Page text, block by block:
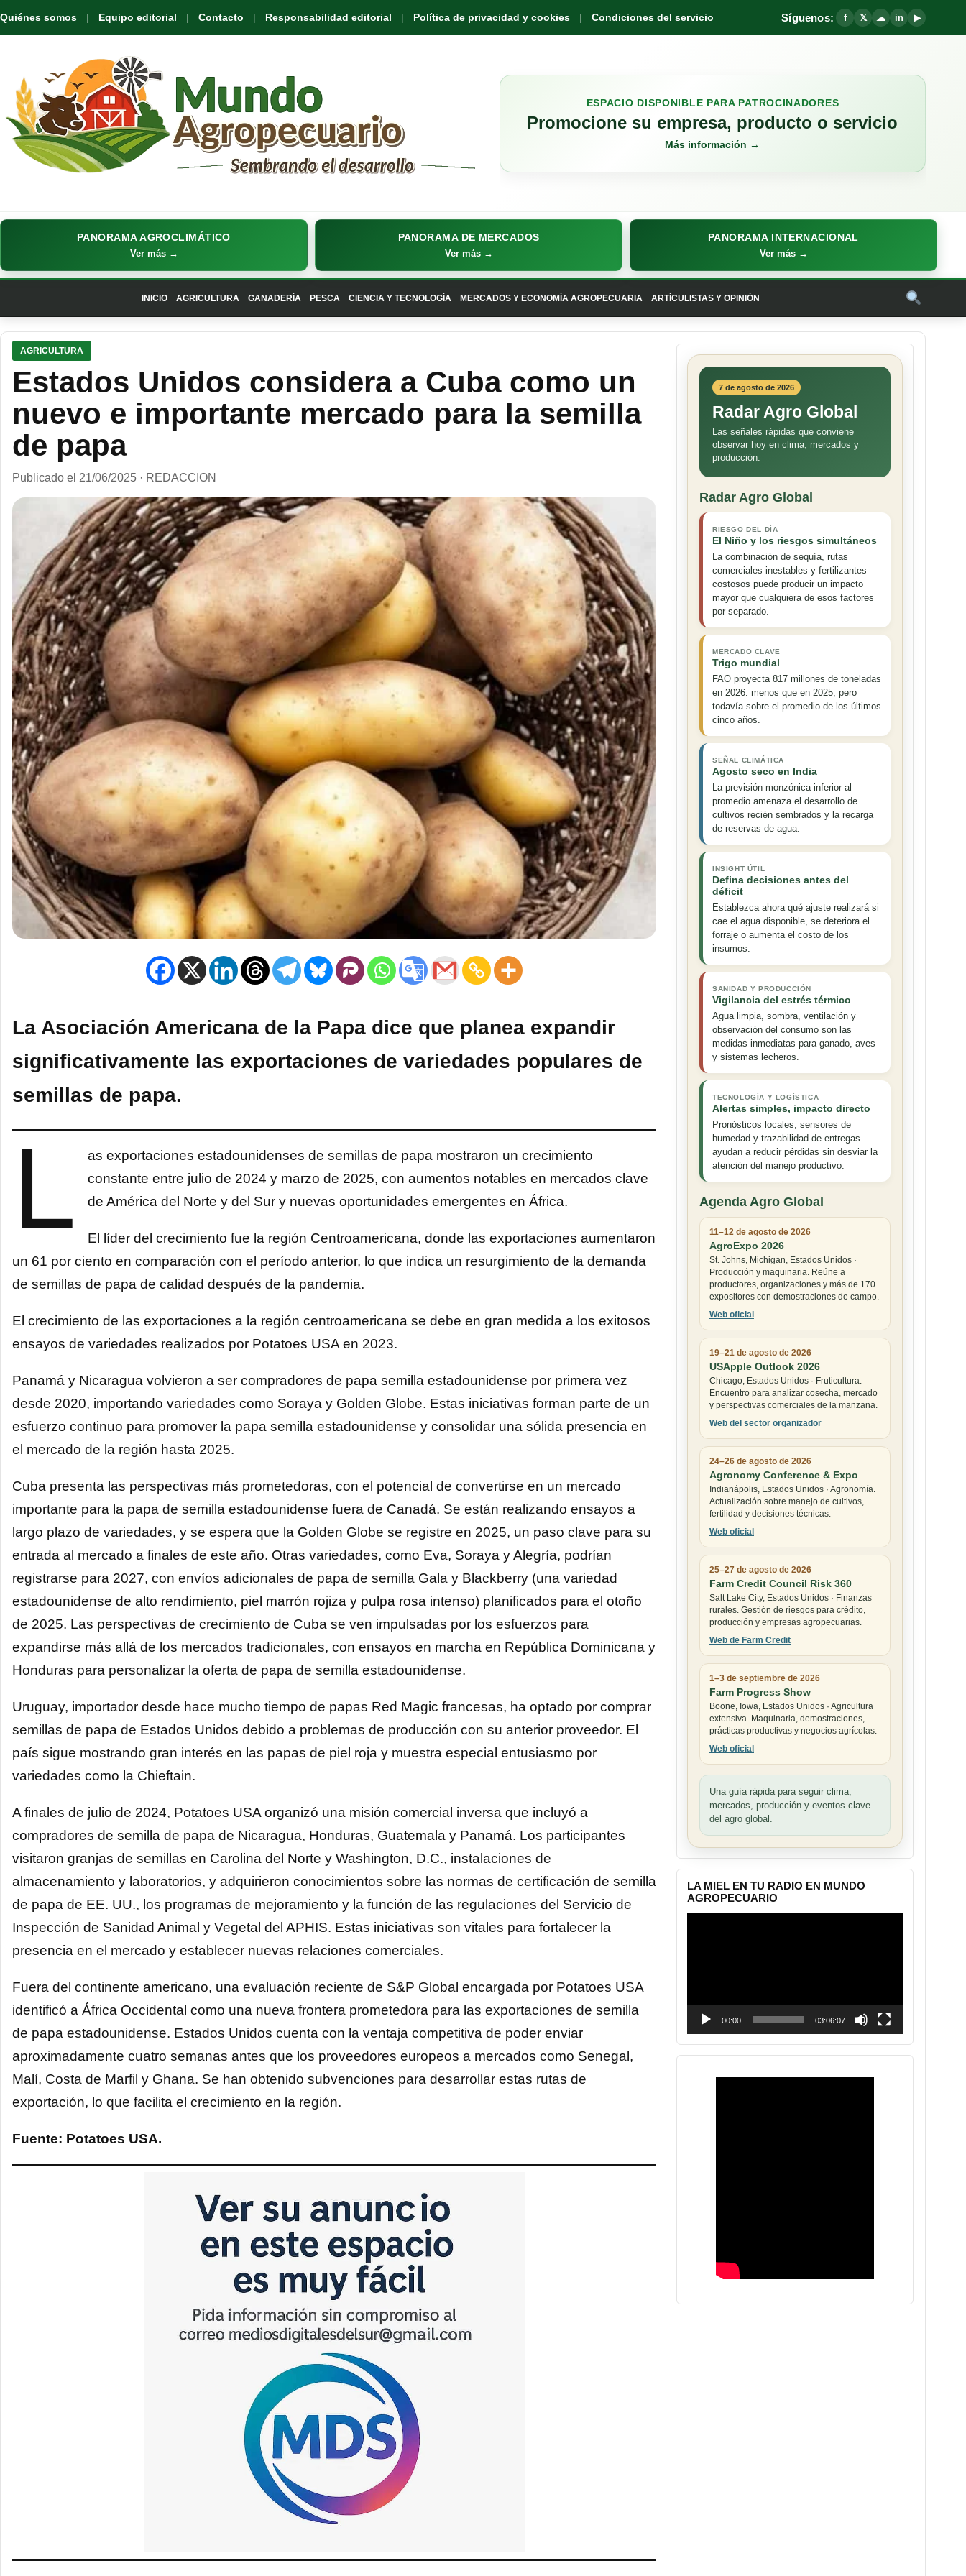
Quiénes somos Equipo editorial Contacto Responsabilidad editorial Política de privacidad y cookies Condiciones del servicio Síguenos: f 𝕏 ☁ in ▶
ESPACIO DISPONIBLE PARA PATROCINADORES
Promocione su empresa, producto o servicio
Más información →
PANORAMA AGROCLIMÁTICO
Ver más →
PANORAMA DE MERCADOS
Ver más →
PANORAMA INTERNACIONAL
Ver más →
INICIO AGRICULTURA GANADERÍA PESCA CIENCIA Y TECNOLOGÍA MERCADOS Y ECONOMÍA AGROPECUARIA ARTÍCULISTAS Y OPINIÓN
AGRICULTURA
Estados Unidos considera a Cuba como un
nuevo e importante mercado para la semilla
de papa
Publicado el 21/06/2025 · REDACCION
La Asociación Americana de la Papa dice que planea expandir
significativamente las exportaciones de variedades populares de
semillas de papa.
L
as exportaciones estadounidenses de semillas de papa mostraron un crecimiento
constante entre julio de 2024 y marzo de 2025, con aumentos notables en mercados clave
de América del Norte y del Sur y nuevas oportunidades emergentes en África.
El líder del crecimiento fue la región Centroamericana, donde las exportaciones aumentaron
un 61 por ciento en comparación con el período anterior, lo que indica un resurgimiento de la demanda
de semillas de papa de calidad después de la pandemia.
El crecimiento de las exportaciones a la región centroamericana se debe en gran medida a los exitosos
ensayos de variedades realizados por Potatoes USA en 2023.
Panamá y Nicaragua volvieron a ser compradores de papa semilla estadounidense por primera vez
desde 2020, importando variedades como Soraya y Golden Globe. Estas iniciativas forman parte de un
esfuerzo continuo para promover la papa semilla estadounidense y consolidar una sólida presencia en
el mercado de la región hasta 2025.
Cuba presenta las perspectivas más prometedoras, con el potencial de convertirse en un mercado
importante para la papa de semilla estadounidense fuera de Canadá. Se están realizando ensayos a
largo plazo de variedades, y se espera que la Golden Globe se registre en 2025, un paso clave para su
entrada al mercado a finales de este año. Otras variedades, como Eva, Soraya y Alegría, podrían
registrarse para 2027, con envíos adicionales de papa de semilla Gala y Blackberry (una variedad
estadounidense de alto rendimiento, piel marrón rojiza y pulpa rosa intenso) planificados para el otoño
de 2025. Las perspectivas de crecimiento de Cuba se ven impulsadas por los esfuerzos para
expandirse más allá de los mercados tradicionales, con ensayos en marcha en República Dominicana y
Honduras para personalizar la oferta de papa de semilla estadounidense.
Uruguay, importador desde hace mucho tiempo de papas Red Magic francesas, ha optado por comprar
semillas de papa de Estados Unidos debido a problemas de producción con su anterior proveedor. El
país sigue mostrando gran interés en las papas de piel roja y muestra especial entusiasmo por
variedades como la Chieftain.
A finales de julio de 2024, Potatoes USA organizó una misión comercial inversa que incluyó a
compradores de semilla de papa de Nicaragua, Honduras, Guatemala y Panamá. Los participantes
visitaron granjas de semillas en Carolina del Norte y Washington, D.C., instalaciones de
almacenamiento y laboratorios, y adquirieron conocimientos sobre las normas de certificación de semilla
de papa de EE. UU., los programas de mejoramiento y la función de las regulaciones del Servicio de
Inspección de Sanidad Animal y Vegetal del APHIS. Estas iniciativas son vitales para fortalecer la
presencia en el mercado y establecer nuevas relaciones comerciales.
Fuera del continente americano, una evaluación reciente de S&P Global encargada por Potatoes USA
identificó a África Occidental como una nueva frontera prometedora para las exportaciones de semilla
de papa estadounidense. Estados Unidos cuenta con la ventaja competitiva de poder enviar
aproximadamente cuatro semanas antes que los proveedores europeos a mercados como Senegal,
Malí, Costa de Marfil y Ghana. Se han obtenido subvenciones para desarrollar estas rutas de
exportación, lo que facilita el crecimiento en la región.
Fuente: Potatoes USA.
7 de agosto de 2026
Radar Agro Global
Las señales rápidas que conviene
observar hoy en clima, mercados y
producción.
Radar Agro Global
RIESGO DEL DÍA
El Niño y los riesgos simultáneos
La combinación de sequía, rutas
comerciales inestables y fertilizantes
costosos puede producir un impacto
mayor que cualquiera de esos factores
por separado.
MERCADO CLAVE
Trigo mundial
FAO proyecta 817 millones de toneladas
en 2026: menos que en 2025, pero
todavía sobre el promedio de los últimos
cinco años.
SEÑAL CLIMÁTICA
Agosto seco en India
La previsión monzónica inferior al
promedio amenaza el desarrollo de
cultivos recién sembrados y la recarga
de reservas de agua.
INSIGHT ÚTIL
Defina decisiones antes del
déficit
Establezca ahora qué ajuste realizará si
cae el agua disponible, se deteriora el
forraje o aumenta el costo de los
insumos.
SANIDAD Y PRODUCCIÓN
Vigilancia del estrés térmico
Agua limpia, sombra, ventilación y
observación del consumo son las
medidas inmediatas para ganado, aves
y sistemas lecheros.
TECNOLOGÍA Y LOGÍSTICA
Alertas simples, impacto directo
Pronósticos locales, sensores de
humedad y trazabilidad de entregas
ayudan a reducir pérdidas sin desviar la
atención del manejo productivo.
Agenda Agro Global
11–12 de agosto de 2026
AgroExpo 2026
St. Johns, Michigan, Estados Unidos ·
Producción y maquinaria. Reúne a
productores, organizaciones y más de 170
expositores con demostraciones de campo.
Web oficial
19–21 de agosto de 2026
USApple Outlook 2026
Chicago, Estados Unidos · Fruticultura.
Encuentro para analizar cosecha, mercado
y perspectivas comerciales de la manzana.
Web del sector organizador
24–26 de agosto de 2026
Agronomy Conference & Expo
Indianápolis, Estados Unidos · Agronomía.
Actualización sobre manejo de cultivos,
fertilidad y decisiones técnicas.
Web oficial
25–27 de agosto de 2026
Farm Credit Council Risk 360
Salt Lake City, Estados Unidos · Finanzas
rurales. Gestión de riesgos para crédito,
producción y empresas agropecuarias.
Web de Farm Credit
1–3 de septiembre de 2026
Farm Progress Show
Boone, Iowa, Estados Unidos · Agricultura
extensiva. Maquinaria, demostraciones,
prácticas productivas y negocios agrícolas.
Web oficial
Una guía rápida para seguir clima,
mercados, producción y eventos clave
del agro global.
LA MIEL EN TU RADIO EN MUNDO
AGROPECUARIO
00:00 03:06:07